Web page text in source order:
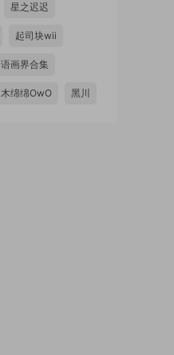
星之迟迟
起司块wii
语画界合集
木绵绵OwO 黑川